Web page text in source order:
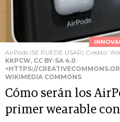
AirPods (SE PUEDE USAR) Crédito:
KKPCW, CC BY-SA 4.0
<HTTPS://
WIKIMEDIA COMMONS
Cómo serán los
primer wearable